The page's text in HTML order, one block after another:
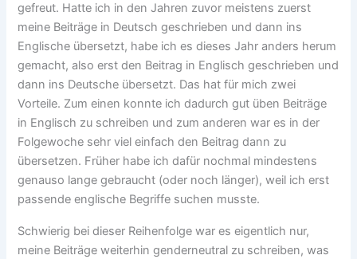
gefreut. Hatte ich in den Jahren zuvor meistens zuerst
meine Beiträge in Deutsch geschrieben und dann ins
Englische übersetzt, habe ich es dieses Jahr anders herum
gemacht, also erst den Beitrag in Englisch geschrieben und
dann ins Deutsche übersetzt. Das hat für mich zwei
Vorteile. Zum einen konnte ich dadurch gut üben Beiträge
in Englisch zu schreiben und zum anderen war es in der
Folgewoche sehr viel einfach den Beitrag dann zu
übersetzen. Früher habe ich dafür nochmal mindestens
genauso lange gebraucht (oder noch länger), weil ich erst
passende englische Begriffe suchen musste.
Schwierig bei dieser Reihenfolge war es eigentlich nur,
meine Beiträge weiterhin genderneutral zu schreiben, was